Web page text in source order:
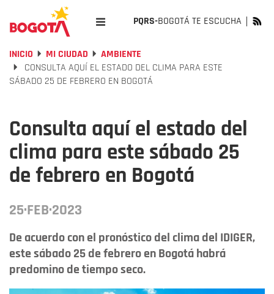
PQRS-BOGOTÁ TE ESCUCHA
INICIO MI CIUDAD
AMBIENTE
CONSULTA AQUÍ EL ESTADO DEL CLIMA PARA ESTE
SÁBADO 25 DE FEBRERO EN BOGOTÁ
Consulta aquí el estado del
clima para este sábado 25
de febrero en Bogotá
25·FEB·2023
De acuerdo con el pronóstico del clima del IDIGER,
este sábado 25 de febrero en Bogotá habrá
predomino de tiempo seco.